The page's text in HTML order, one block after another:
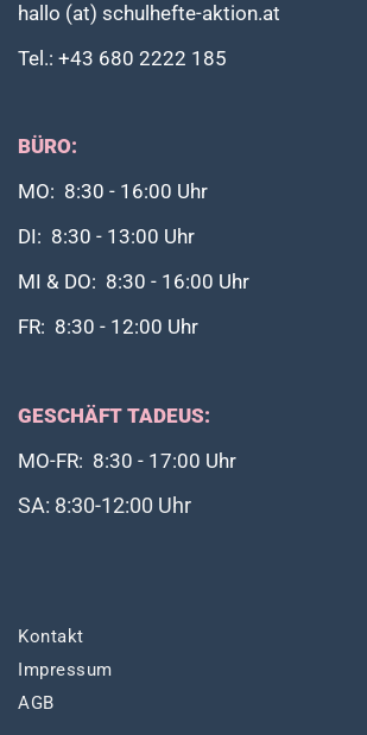
hallo (at) schulhefte-aktion.at
Tel.: +43 680 2222 185
BÜRO:
MO: 8:30 - 16:00 Uhr
DI: 8:30 - 13:00 Uhr
MI & DO: 8:30 - 16:00 Uhr
FR: 8:30 - 12:00 Uhr
GESCHÄFT TADEUS:
MO-FR: 8:30 - 17:00 Uhr
SA: 8:30-12:00 Uhr
Kontakt
Impressum
AGB